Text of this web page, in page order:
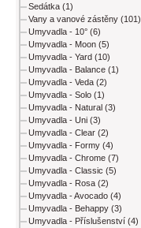
Sedátka (1)
Vany a vanové zástěny (101)
Umyvadla - 10° (6)
Umyvadla - Moon (5)
Umyvadla - Yard (10)
Umyvadla - Balance (1)
Umyvadla - Veda (2)
Umyvadla - Solo (1)
Umyvadla - Natural (3)
Umyvadla - Uni (3)
Umyvadla - Clear (2)
Umyvadla - Formy (4)
Umyvadla - Chrome (7)
Umyvadla - Classic (5)
Umyvadla - Rosa (2)
Umyvadla - Avocado (4)
Umyvadla - Behappy (3)
Umyvadla - Příslušenství (4)